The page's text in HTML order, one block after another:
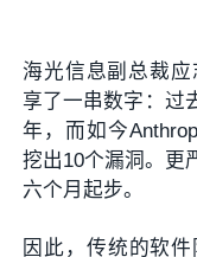
海光信息副总裁
享了一串数字：过
年，而如今
挖出10个漏洞。更
六个月起步。
因此，传统的软